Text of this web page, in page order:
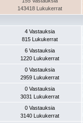
143418 Lukukerrat
4 Vastauksia
815 Lukukerrat
6 Vastauksia
1220 Lukukerrat
0 Vastauksia
2959 Lukukerrat
0 Vastauksia
3031 Lukukerrat
0 Vastauksia
3140 Lukukerrat